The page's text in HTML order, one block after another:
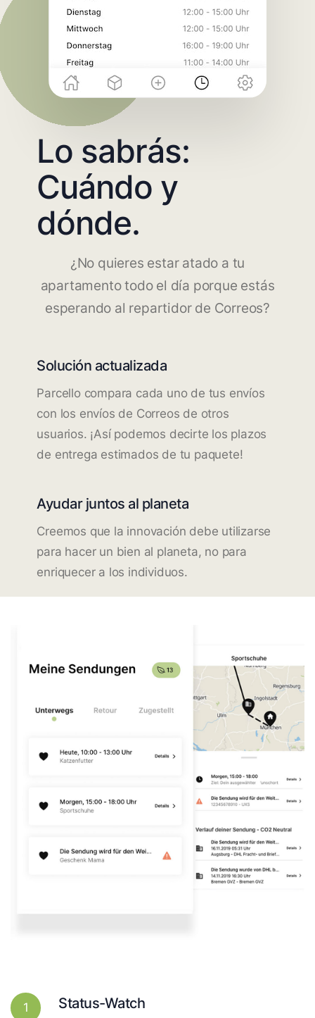
Lo sabrás:
Cuándo y
dónde.
¿No quieres estar atado a tu
apartamento todo el día porque estás
esperando al repartidor de Correos?
Solución actualizada
Parcello compara cada uno de tus envíos
con los envíos de Correos de otros
usuarios. ¡Así podemos decirte los plazos
de entrega estimados de tu paquete!
Ayudar juntos al planeta
Creemos que la innovación debe utilizarse
para hacer un bien al planeta, no para
enriquecer a los individuos.
1 Status-Watch